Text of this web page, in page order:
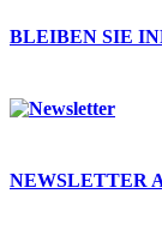
BLEIBEN SIE
NEWSLETTER